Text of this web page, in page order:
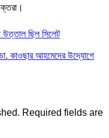
উত্তাল ছিল সিলেট
ডা. কাওছার আহমেদের উদ্যোগে
Required fields are